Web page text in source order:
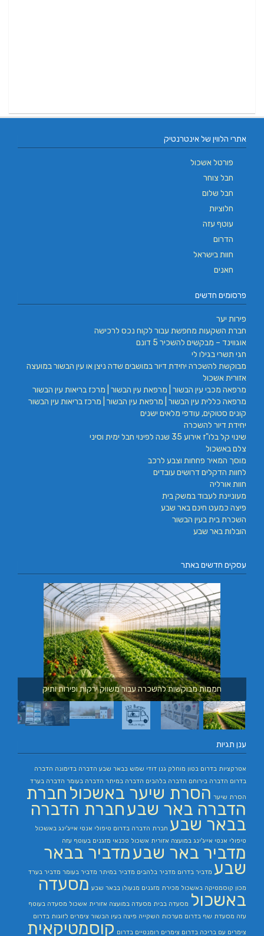
אתרי הלווין של אינטרנטיק
פורטל אשכול
חבל צוחר
חבל שלום
חלוציות
עוטף עזה
הדרום
חוות בישראל
חאנים
פרסומים חדשים
פירות יער
חברת השקעות מחפשת עבור לקוח נכס לרכישה
אוגווינד – מבקשים להשכיר 5 דונם
חגי תשרי בגילו לי
מבוקשת להשכרה יחידת דיור במושבים שדה ניצן או עין הבשור במועצה
אזורית אשכול
מרפאה מכבי עין הבשור | מרפאת עין הבשור | מרכז בריאות עין הבשור
מרפאה כללית עין הבשור | מרפאת עין הבשור | מרכז בריאות עין הבשור
קונים סטוקים, עודפי מלאים ישנים
יחידת דיור להשכרה
שינוי קל בלו"ז אירוע 35 שנה לפינוי חבל ימית וסיני
צלם באשכול
מוסך המאיר פחחות וצבע לרכב
לחוות הדקלים דרושים עובדים
חוות אורליה
מעוניינת לעבוד במשק בית
פיצה כמעט חינם באר שבע
השכרת בית בעין הבשור
הובלות באר שבע
עסקים חדשים באתר
חממות מבוקשות להשכרה עבור משווק ירקות ופירות ותיק
ענן תגיות
אטרקציות בדרום בטון מוחלק גנן דודי שמש בבאר שבע הדברה בדימונה הדברה
בדרום הדברה בירוחם הדברה בלהבים הדברה במיתר הדברה בעומר הדברה בערד
הסרת שיער הסרת שיער באשכול חברת
הדברה באר שבעחברת הדברה
בבאר שבע חברת הדברה בדרום טיפולי אנטי אייג'ינג באשכול
טיפולי אנטי אייג'ינג במועצה אזורית אשכול טכנאי מזגנים בעוטף עזה
מדביר באר שבעמדביר בבאר
שבע מדביר בדרום מדביר בלהבים מדביר במיתר מדביר בעומר מדביר בערד
מכון קוסמטיקה באשכול מכירת מזגנים מנעולן בבאר שבע מסעדה
באשכול מסעדה בבית מסעדה במועצה אזורית אשכול מסעדה בעוטף
עזה מסעדת שף בדרום מערכות השקייה פיצה בעין הבשור צימרים לזוגות בדרום
צימרים עם בריכה בדרום צימרים רומנטיים בדרום קוסמטיקאית